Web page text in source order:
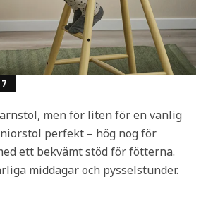
men för liten för en vanlig
perfekt – hög nog för
ett bekvämt stöd för fötterna.
middagar och pysselstunder.